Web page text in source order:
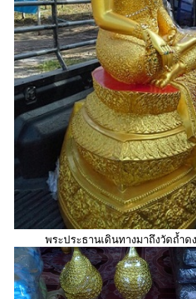
พระประธานเดินทางมาถึงวัดถ้ำด